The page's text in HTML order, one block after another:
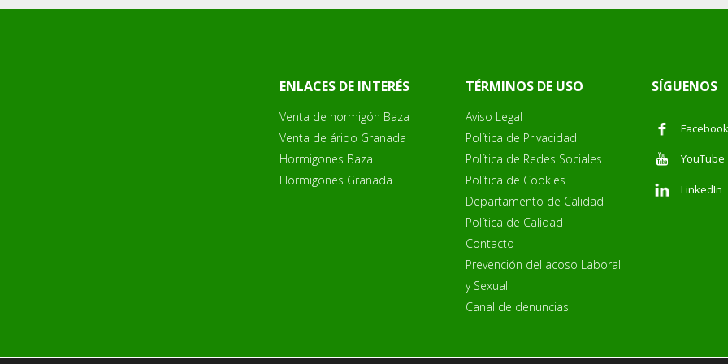
ENLACES DE INTERÉS
Venta de hormigón Baza
Venta de árido Granada
Hormigones Baza
Hormigones Granada
TÉRMINOS DE USO
Aviso Legal
Política de Privacidad
Política de Redes Sociales
Política de Cookies
Departamento de Calidad
Política de Calidad
Contacto
Prevención del acoso Laboral
y Sexual
Canal de denuncias
SÍGUENOS
Facebook
YouTube
LinkedIn